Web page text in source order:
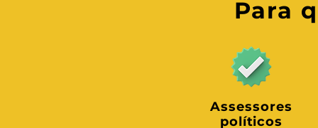
Para
Assessores
políticos